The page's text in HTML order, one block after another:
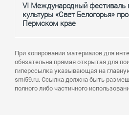
VI Международный фестиваль
культуры «Свет Белогорья»
Пермском крае
При копировании материалов для
обязательна прямая открытая для
гиперссылка указывающая на
smi59.ru. Ссылка должна быть
полного либо частичного